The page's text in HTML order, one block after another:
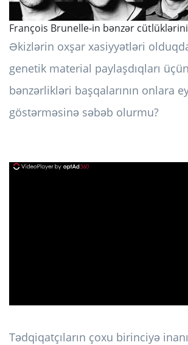
François Brunelle-in bənzər
Əkizlərin oxşar xasiyyətləri
genetik material paylaşdıqları
bənzərlikləri başqalarının onlara
göstərməsinə səbəb olurmu?
Tədqiqatçıların çoxu birinciyə